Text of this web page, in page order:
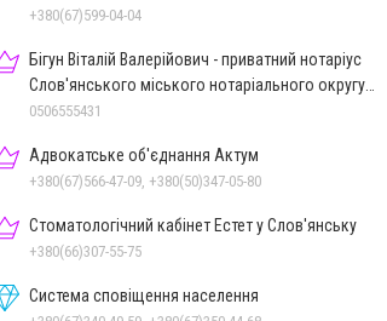
+380(67)599-04-04
Бігун Віталій Валерійович - приватний нотаріус
Слов'янського міського нотаріального округу
Дон.обл.
0506555431
Адвокатське об'єднання Актум
+380(67)566-47-09, +380(50)347-05-80
Стоматологічний кабінет Естет у Слов'янську
+380(66)307-55-75
Система сповіщення населення